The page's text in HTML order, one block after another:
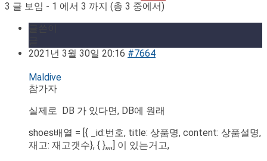
3 글 보임 - 1 에서 3 까지 (총 3 중에서)
2021년 3월 30일 20:16 #7664
Maldive
참가자
실제로 DB 가 있다면, DB에 원래
shoes배열 = [{ _id:번호, title: 상품명, content: 상품설명,
재고: 재고갯수}, { },,,,] 이 있는거고,